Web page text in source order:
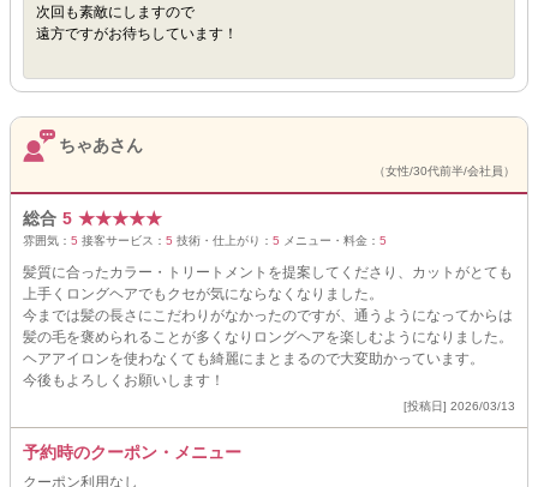
次回も素敵にしますので
遠方ですがお待ちしています！
ちゃあさん
（女性/30代前半/会社員）
総合 5 ★★★★★
雰囲気： 5 接客サービス： 5 技術・仕上がり： 5 メニュー・料金： 5
髪質に合ったカラー・トリートメントを提案してくださり、カットがとても
上手くロングヘアでもクセが気にならなくなりました。
今までは髪の長さにこだわりがなかったのですが、通うようになってからは
髪の毛を褒められることが多くなりロングヘアを楽しむようになりました。
ヘアアイロンを使わなくても綺麗にまとまるので大変助かっています。
今後もよろしくお願いします！
[投稿日] 2026/03/13
予約時のクーポン・メニュー
クーポン利用なし